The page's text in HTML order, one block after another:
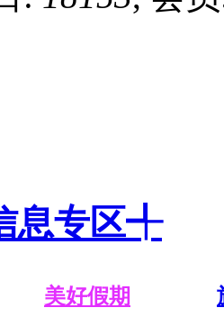
息专区╃
美好假期